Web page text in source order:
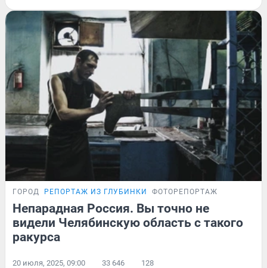
ГОРОД РЕПОРТАЖ ИЗ ГЛУБИНКИ ФОТОРЕПОРТАЖ
Непарадная Россия. Вы точно не
видели Челябинскую область с такого
ракурса
20 июля, 2025, 09:00 33 646 128